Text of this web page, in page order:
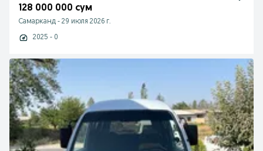
128 000 000 сум
Самарканд - 29 июля 2026 г.
2025 - 0